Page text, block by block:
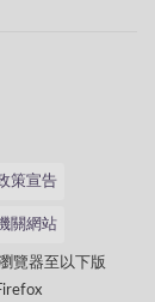
策宣告
關網站
覽器至以下版